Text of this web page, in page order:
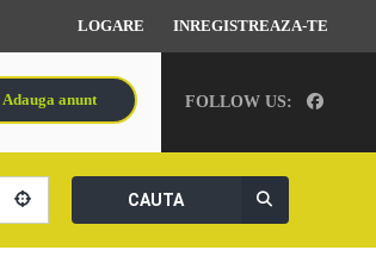
LOGARE INREGISTREAZA-TE
FOLLOW US:
Adauga anunt
CAUTA